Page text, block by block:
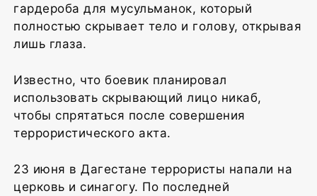
гардероба для мусульманок, который
полностью скрывает тело и голову, открывая
лишь глаза.
Известно, что боевик планировал
использовать скрывающий лицо никаб,
чтобы спрятаться после совершения
террористического акта.
23 июня в Дагестане террористы напали на
церковь и синагогу. По последней